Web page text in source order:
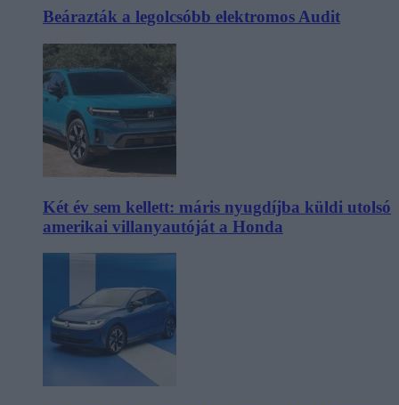
Beárazták a legolcsóbb elektromos Audit
Két év sem kellett: máris nyugdíjba küldi utolsó
amerikai villanyautóját a Honda